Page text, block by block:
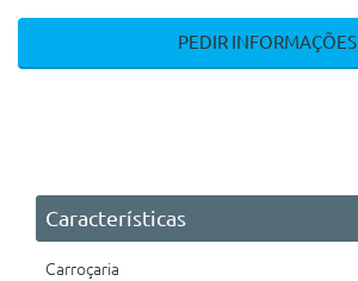
PEDIR INFORMAÇÕES
Características
Carroçaria